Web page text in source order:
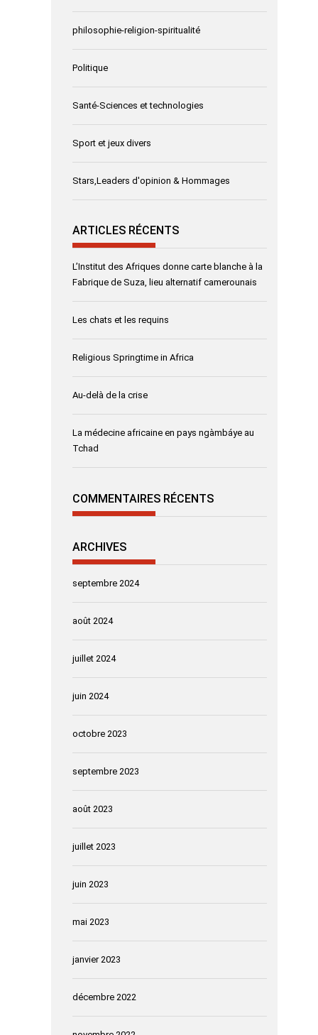
philosophie-religion-spiritualité
Politique
Santé-Sciences et technologies
Sport et jeux divers
Stars,Leaders d'opinion & Hommages
ARTICLES RÉCENTS
L’Institut des Afriques donne carte blanche à la
Fabrique de Suza, lieu alternatif camerounais
Les chats et les requins
Religious Springtime in Africa
Au-delà de la crise
La médecine africaine en pays ngàmbáye au
Tchad
COMMENTAIRES RÉCENTS
ARCHIVES
septembre 2024
août 2024
juillet 2024
juin 2024
octobre 2023
septembre 2023
août 2023
juillet 2023
juin 2023
mai 2023
janvier 2023
décembre 2022